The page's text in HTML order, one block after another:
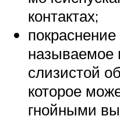
контактах;
покраснение
называемое
слизистой
которое
гнойными